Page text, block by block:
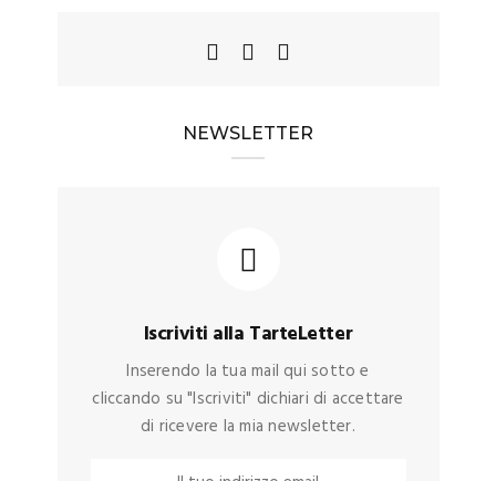
NEWSLETTER
Iscriviti alla TarteLetter
Inserendo la tua mail qui sotto e
cliccando su "Iscriviti" dichiari di accettare
di ricevere la mia newsletter.